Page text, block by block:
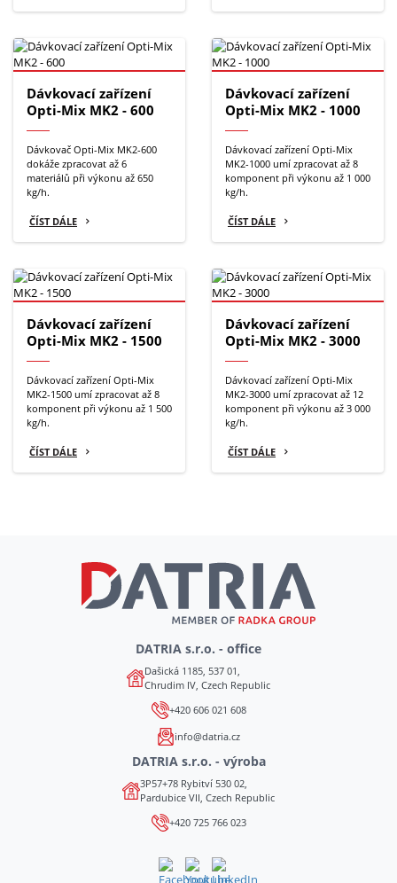
Dávkovací zařízení
Opti-Mix MK2 - 600
Dávkovač Opti-Mix MK2-600
dokáže zpracovat až 6
materiálů při výkonu až 650
kg/h.
ČÍST DÁLE
Dávkovací zařízení
Opti-Mix MK2 - 1000
Dávkovací zařízení Opti-Mix
MK2-1000 umí zpracovat až 8
komponent při výkonu až 1 000
kg/h.
ČÍST DÁLE
Dávkovací zařízení
Opti-Mix MK2 - 1500
Dávkovací zařízení Opti-Mix
MK2-1500 umí zpracovat až 8
komponent při výkonu až 1 500
kg/h.
ČÍST DÁLE
Dávkovací zařízení
Opti-Mix MK2 - 3000
Dávkovací zařízení Opti-Mix
MK2-3000 umí zpracovat až 12
komponent při výkonu až 3 000
kg/h.
ČÍST DÁLE
DATRIA s.r.o. - office
Dašická 1185, 537 01,
Chrudim IV, Czech Republic
+420 606 021 608
info@datria.cz
DATRIA s.r.o. - výroba
3P57+78 Rybitví 530 02,
Pardubice VII, Czech Republic
+420 725 766 023